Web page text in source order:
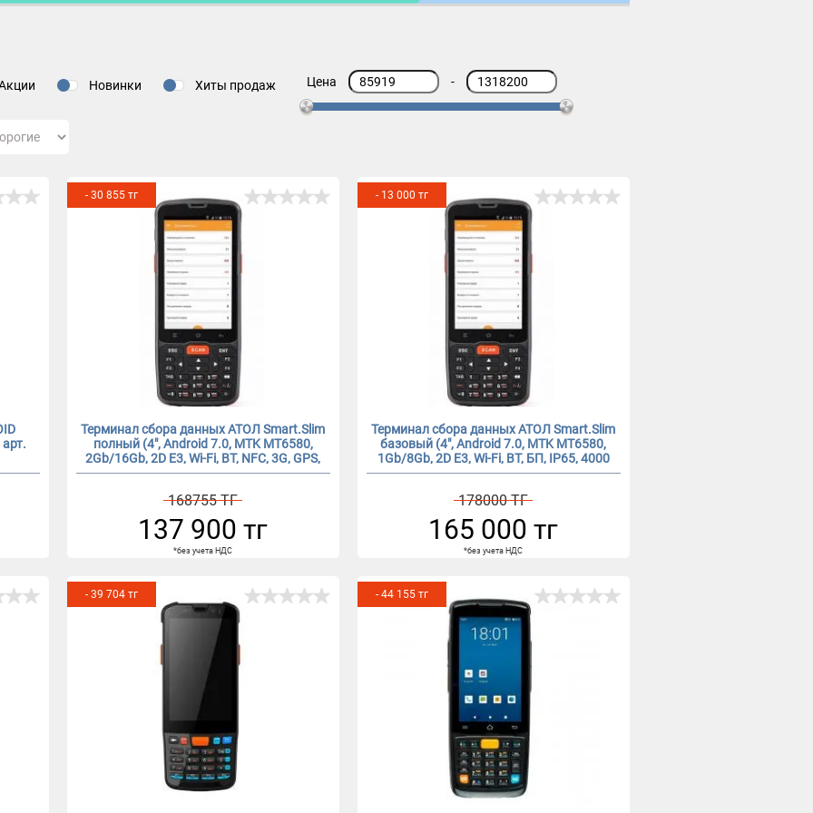
Новинки Хиты продаж Цена -
- 30 855 тг
Терминал сбора данных АТОЛ Smart.Slim
полный (4", Android 7.0, MTK MT6580,
2Gb/16Gb, 2D E3, Wi-Fi, BT, NFC, 3G, GPS,
Camera, БП, IP65, 4000 mАh)
168755 ТГ
137 900 тг
*без учета НДС
- 13 000 тг
Терминал сбора данных АТОЛ Smart.Slim
базовый (4", Android 7.0, MTK MT6580,
1Gb/8Gb, 2D E3, Wi-Fi, BT, БП, IP65, 4000
mАh)
178000 ТГ
165 000 тг
*без учета НДС
- 39 704 тг - 44 155 тг